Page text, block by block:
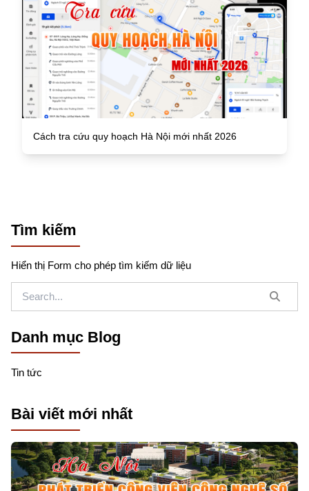
Cách tra cứu quy hoạch Hà Nội mới nhất 2026
Tìm kiếm
Hiển thị Form cho phép tìm kiếm dữ liệu
Danh mục Blog
Tin tức
Bài viết mới nhất